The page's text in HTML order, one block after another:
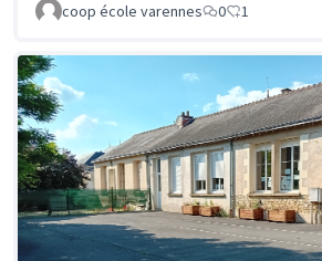
coop école varennes
0 1